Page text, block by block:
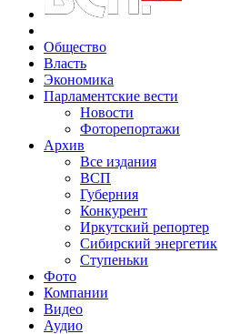
Общество
Власть
Экономика
Парламентские вести
Новости
Фоторепортажи
Архив
Все издания
ВСП
Губерния
Конкурент
Иркутский репортер
Сибирский энергетик
Ступеньки
Фото
Компании
Видео
Аудио